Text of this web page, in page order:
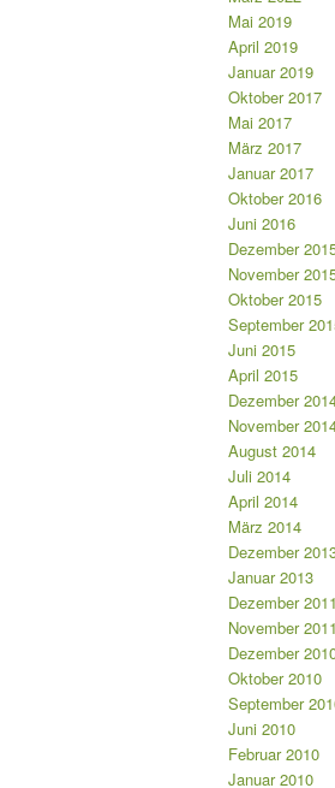
Mai 2019
April 2019
Januar 2019
Oktober 2017
Mai 2017
März 2017
Januar 2017
Oktober 2016
Juni 2016
Dezember
November
Oktober 2015
September
Juni 2015
April 2015
Dezember
November
August 2014
Juli 2014
April 2014
März 2014
Dezember
Januar 2013
Dezember 2011
November 2011
Dezember
Oktober 2010
September
Juni 2010
Februar 2010
Januar 2010